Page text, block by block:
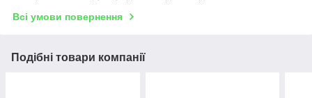
Всі умови повернення
Подібні товари компанії